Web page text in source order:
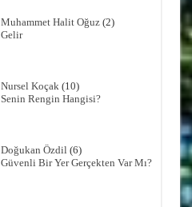
Muhammet Halit Oğuz(2)
Gelir
Nursel Koçak(10)
Senin Rengin Hangisi?
Doğukan Özdil(6)
Güvenli Bir Yer Gerçekten Var Mı?